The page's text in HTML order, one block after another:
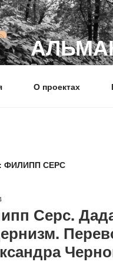
Пространство и
О проектах
ФИЛИПП СЕРС
Серс.